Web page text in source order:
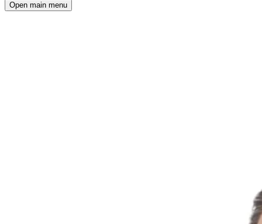
Open main menu